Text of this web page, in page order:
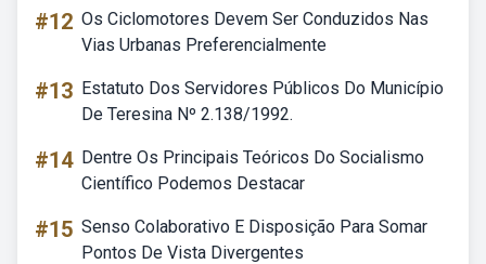
#12 Os Ciclomotores Devem Ser Conduzidos Nas
Vias Urbanas Preferencialmente
#13 Estatuto Dos Servidores Públicos Do Município
De Teresina Nº 2.138/1992.
#14 Dentre Os Principais Teóricos Do Socialismo
Científico Podemos Destacar
#15 Senso Colaborativo E Disposição Para Somar
Pontos De Vista Divergentes